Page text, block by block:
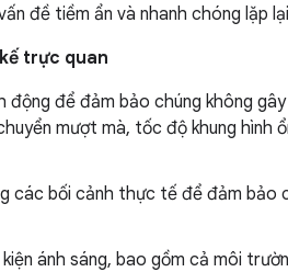
đề tiềm ẩn và nhanh chóng lặp
trực quan
động để đảm bảo chúng không
mượt mà, tốc độ khung hình
các bối cảnh thực tế để đảm bảo
ánh sáng, bao gồm cả môi